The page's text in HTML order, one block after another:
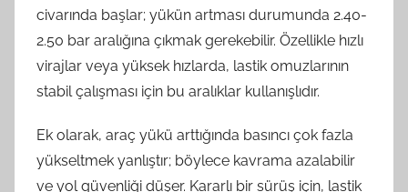
civarında başlar; yükün artması durumunda 2.40-
2.50 bar aralığına çıkmak gerekebilir. Özellikle hızlı
virajlar veya yüksek hızlarda, lastik omuzlarının
stabil çalışması için bu aralıklar kullanışlıdır.
Ek olarak, araç yükü arttığında basıncı çok fazla
yükseltmek yanlıştır; böylece kavrama azalabilir
ve yol güvenliği düşer. Kararlı bir sürüş için, lastik